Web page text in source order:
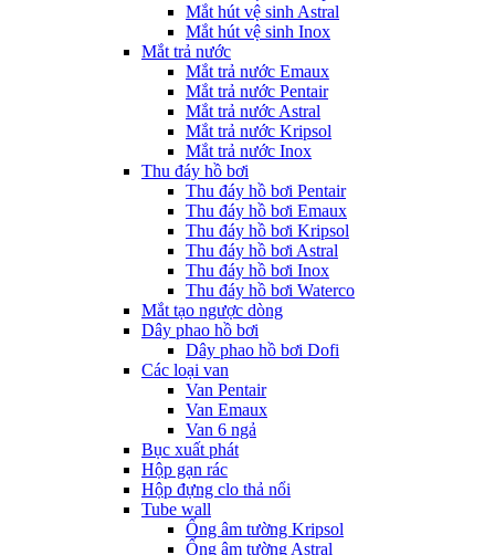
Mắt hút vệ sinh Astral
Mắt hút vệ sinh Inox
Mắt trả nước
Mắt trả nước Emaux
Mắt trả nước Pentair
Mắt trả nước Astral
Mắt trả nước Kripsol
Mắt trả nước Inox
Thu đáy hồ bơi
Thu đáy hồ bơi Pentair
Thu đáy hồ bơi Emaux
Thu đáy hồ bơi Kripsol
Thu đáy hồ bơi Astral
Thu đáy hồ bơi Inox
Thu đáy hồ bơi Waterco
Mắt tạo ngược dòng
Dây phao hồ bơi
Dây phao hồ bơi Dofi
Các loại van
Van Pentair
Van Emaux
Van 6 ngả
Bục xuất phát
Hộp gạn rác
Hộp đựng clo thả nổi
Tube wall
Ống âm tường Kripsol
Ống âm tường Astral